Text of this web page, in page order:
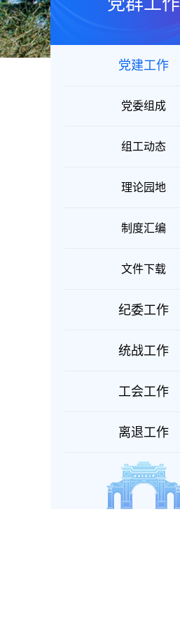
党建工作
党委组成
组工动态
理论园地
制度汇编
文件下载
纪委工作
统战工作
工会工作
离退工作